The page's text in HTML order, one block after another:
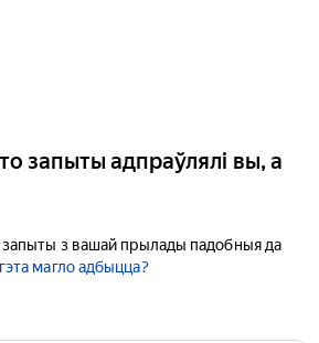
запыты адпраўлялі вы, а
запыты з вашай прылады падобныя да
магло адбыцца?